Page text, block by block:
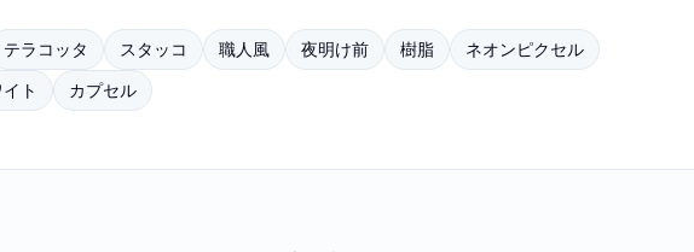
テラコッタ スタッコ 職人風 夜明け前 樹脂
ネオンピクセル
ト カプセル